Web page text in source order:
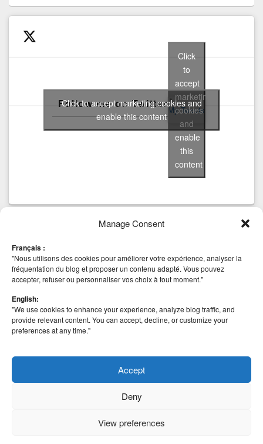
Manage Consent
Français :
"Nous utilisons des cookies pour améliorer votre expérience, analyser la
fréquentation du blog et proposer un contenu adapté. Vous pouvez
accepter, refuser ou personnaliser vos choix à tout moment."
English:
"We use cookies to enhance your experience, analyze blog traffic, and
provide relevant content. You can accept, decline, or customize your
preferences at any time."
Accept
Deny
View preferences
Follow me on TwitterMy Tweets
Click
to
accept
marketing
cookies
and
enable
this
content
Click to accept marketing cookies and
enable this content
AHVanti virus Backup block CBT Cluster Mode
Community
Edition Deep Security 8 esxi HA Hyper-vinstallation
MICROSOFT Mise à jour Nutanix scvmm
Site Recovery Manager
VHD VHDX VIRTUALISATION VMDK VMFS 5 vmfs 5.58
VMWARE vSphere 5
ReplicationvSphere Web Client Windows 8 windows